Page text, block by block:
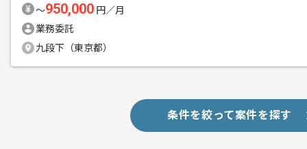
〜950,000 円／月
業務委託
九段下（東京都）
条件を絞って案件を探す